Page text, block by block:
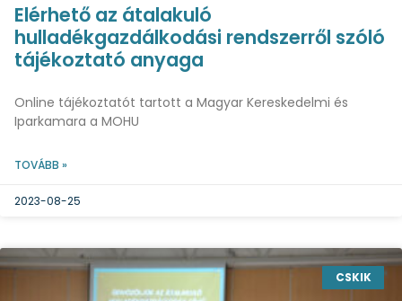
Elérhető az átalakuló
hulladékgazdálkodási rendszerről szóló
tájékoztató anyaga
Online tájékoztatót tartott a Magyar Kereskedelmi és
Iparkamara a MOHU
TOVÁBB »
2023-08-25
CSKIK